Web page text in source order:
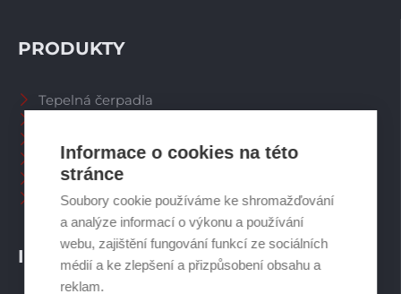
Informace o cookies na této
stránce
Soubory cookie používáme ke shromažďování
a analýze informací o výkonu a používání
webu, zajištění fungování funkcí ze sociálních
médií a ke zlepšení a přizpůsobení obsahu a
reklam.
INFORMACE
PRODUKTY
Tepelná čerpadla
Spalinové systémy
Plynové kotle
Ostatní příslušenství